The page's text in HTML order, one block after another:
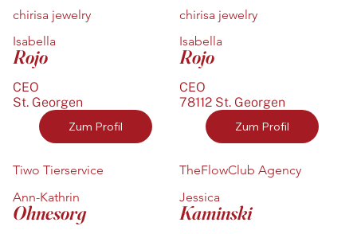
chirisa jewelry
Isabella
Rojo
CEO
St. Georgen
Zum Profil
chirisa jewelry
Isabella
Rojo
CEO
78112 St. Georgen
Zum Profil
Tiwo Tierservice
Ann-Kathrin
Ohnesorg
TheFlowClub Agency
Jessica
Kaminski